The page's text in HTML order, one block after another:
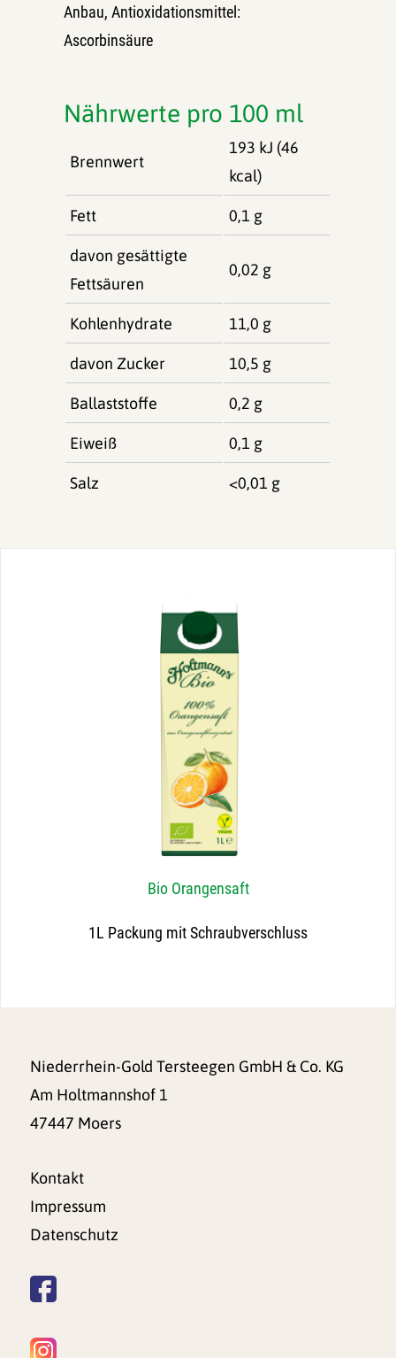
Anbau, Antioxidationsmittel:
Ascorbinsäure
Nährwerte pro 100 ml
Brennwert
193 kJ (46
kcal)
Fett 0,1 g
davon gesättigte
Fettsäuren
0,02 g
Kohlenhydrate 11,0 g
davon Zucker 10,5 g
Ballaststoffe 0,2 g
Eiweiß 0,1 g
Salz <0,01 g
Bio Orangensaft
1L Packung mit Schraubverschluss
Niederrhein-Gold Tersteegen GmbH & Co. KG
Am Holtmannshof 1
47447 Moers
Kontakt
Impressum
Datenschutz